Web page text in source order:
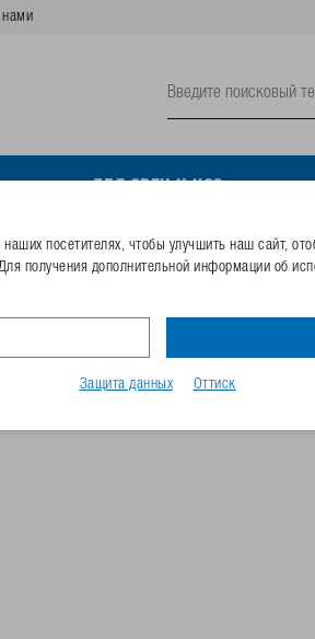
нами
Номер заказа
посетителях, чтобы улучшить наш сайт,
получения дополнительной информации об
Защита данных Оттиск